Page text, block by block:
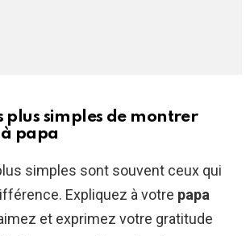
plus simples de montrer
papa
simples sont souvent ceux qui
Expliquez à votre papa
et exprimez votre gratitude